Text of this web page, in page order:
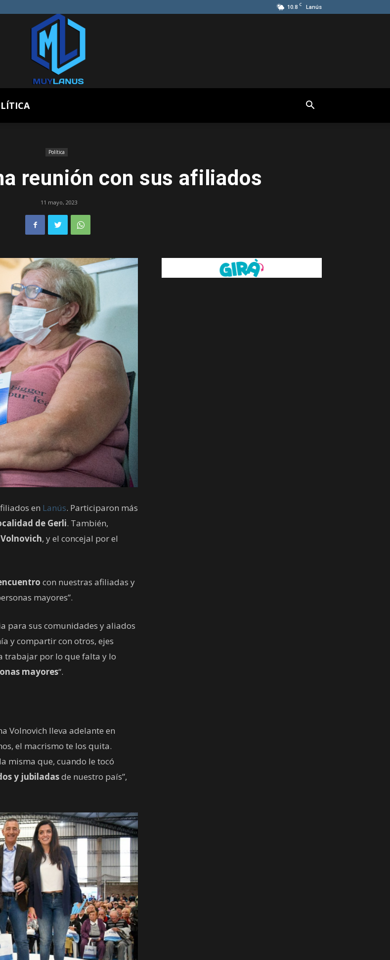
10.8 C Lanús
Lanús
Política
reunión con sus afiliados
11 mayo, 2023
en Lanús. Participaron más
de Gerli. También,
, y el concejal por el
con nuestras afiliadas y
mayores”.
para sus comunidades y aliados
y compartir con otros, ejes
trabajar por lo que falta y lo
mayores“.
Volnovich lleva adelante en
el macrismo te los quita.
misma que, cuando le tocó
y jubiladasde nuestro país”,